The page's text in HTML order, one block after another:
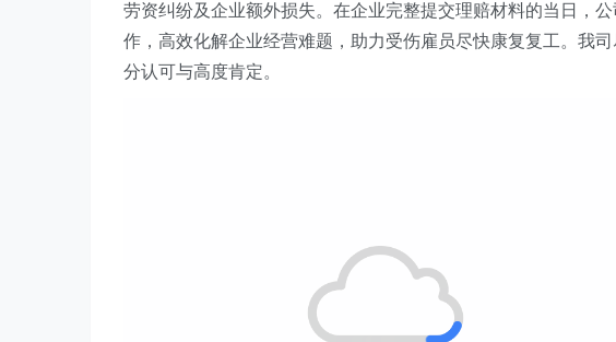
劳资纠纷及企业额外损失。在企业完整提交理赔材料的当日， 公
作，高效化解企业经营难题，助力受伤雇员尽快康复复工。 我司
分认可与高度肯定。